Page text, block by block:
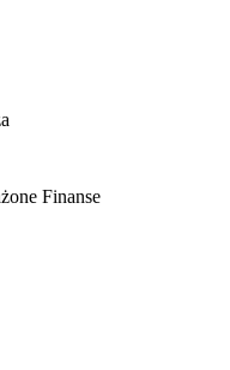
Finanse